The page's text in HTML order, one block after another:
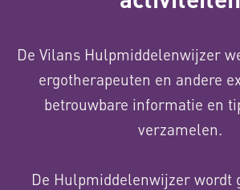
De Vilans Hulpmiddelenwijzer
ergotherapeuten en andere
betrouwbare informatie en
verzamelen.
De Hulpmiddelenwijzer wordt